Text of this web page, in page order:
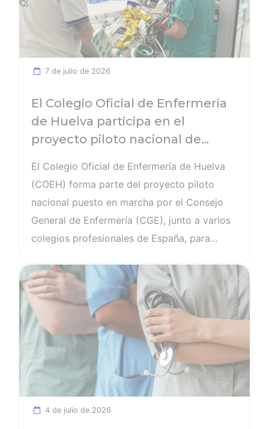
parásitos. En los últimos años su presencia
ha tenido cierta relevancia debido al
creciente aumento de sus picaduras, pero
especialmente por la reciente alerta por
transmisión de la FHCC en la provincia de
Salamanca.
7 de julio de 2026
El Colegio Oficial de Enfermería
de Huelva participa en el
proyecto piloto nacional de
enfermeras
El Colegio Oficial de Enfermería de Huelva
(COEH) forma parte del proyecto piloto
nacional puesto en marcha por el Consejo
General de Enfermería (CGE), junto a varios
colegios profesionales de España, para
online dirigido exclusivamente a enfermeras
y enfermeros colegiados. Esta iniciativa nace
con el objetivo de reforzar el cuidado de la
salud mental de los profesionales de
Enfermería, un colectivo sometido
diariamente a una elevada presión
asistencial y emocional. Gracias a este
programa, las enfermeras onubenses podrán
acceder de forma rápida, confidencial y
4 de julio de 2026
Ver noticia